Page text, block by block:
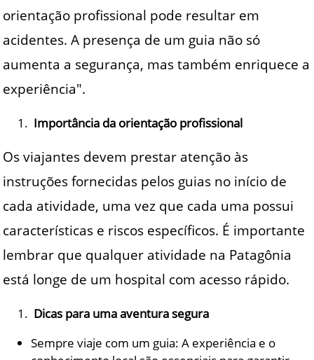
orientação profissional pode resultar em
acidentes. A presença de um guia não só
aumenta a segurança, mas também enriquece a
experiência".
Importância da orientação profissional
Os viajantes devem prestar atenção às
instruções fornecidas pelos guias no início de
cada atividade, uma vez que cada uma possui
características e riscos específicos. É importante
lembrar que qualquer atividade na Patagônia
está longe de um hospital com acesso rápido.
Dicas para uma aventura segura
Sempre viaje com um guia: A experiência e o